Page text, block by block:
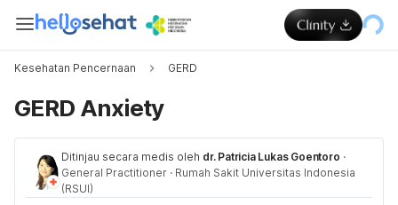
Kesehatan Pencernaan GERD
GERD Anxiety
Ditinjau secara medis oleh dr. Patricia Lukas Goentoro ·
General Practitioner · Rumah Sakit Universitas Indonesia
(RSUI)